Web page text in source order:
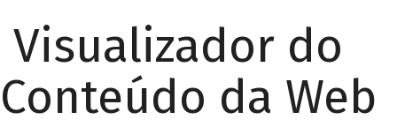
Visualizador do
Conteúdo da Web